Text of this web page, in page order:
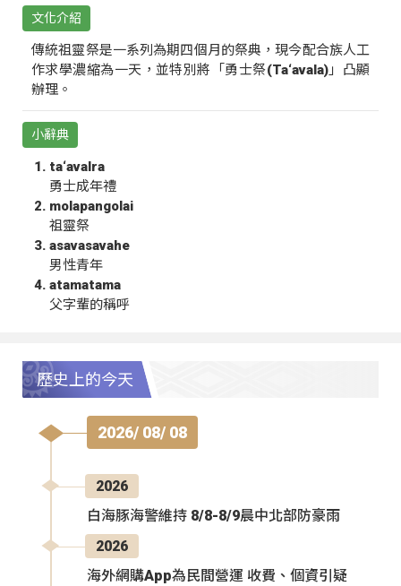
文化介紹
傳統祖靈祭是一系列為期四個月的祭典，現今配合族人工
作求學濃縮為一天，並特別將「勇士祭(Ta‘avala)」凸顯
辦理。
小辭典
ta‘avalra
勇士成年禮
molapangolai
祖靈祭
asavasavahe
男性青年
atamatama
父字輩的稱呼
歷史上的今天
2026/ 08/ 08
2026
白海豚海警維持 8/8-8/9晨中北部防豪雨
2026
海外網購App為民間營運 收費、個資引疑